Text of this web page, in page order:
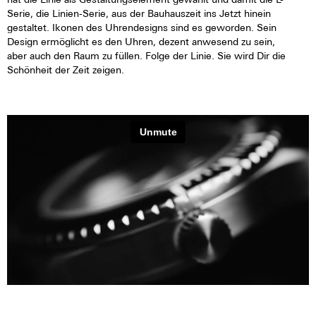
Serie, die Linien-Serie, aus der Bauhauszeit ins Jetzt hinein
gestaltet. Ikonen des Uhrendesigns sind es geworden. Sein
Design ermöglicht es den Uhren, dezent anwesend zu sein,
aber auch den Raum zu füllen. Folge der Linie. Sie wird Dir die
Schönheit der Zeit zeigen.